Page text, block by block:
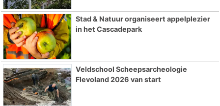
Stad & Natuur organiseert appelplezier
in het Cascadepark
Veldschool Scheepsarcheologie
Flevoland 2026 van start